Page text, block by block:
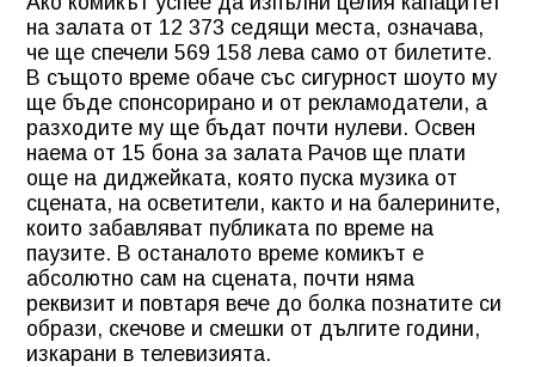
на залата от 12 373 седящи места, означава,
че ще спечели 569 158 лева само от билетите.
В същото време обаче със сигурност шоуто му
ще бъде спонсорирано и от рекламодатели, а
разходите му ще бъдат почти нулеви. Освен
наема от 15 бона за залата Рачов ще плати
още на диджейката, която пуска музика от
сцената, на осветители, както и на балерините,
които забавляват публиката по време на
паузите. В останалото време комикът е
абсолютно сам на сцената, почти няма
реквизит и повтаря вече до болка познатите си
образи, скечове и смешки от дългите години,
изкарани в телевизията.